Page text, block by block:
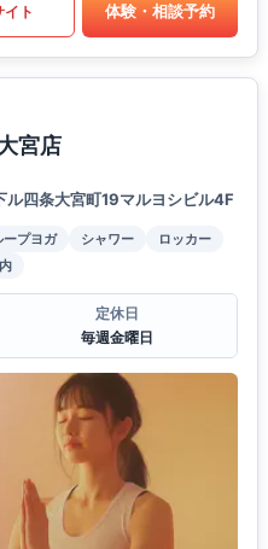
イト 体験・相談予約
宮店
四条大宮町19マルヨシビル4F
ープヨガ シャワー
ロッカー
定休日
毎週金曜日